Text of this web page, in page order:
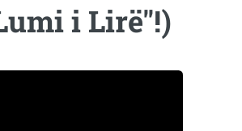
i Lirë"!)